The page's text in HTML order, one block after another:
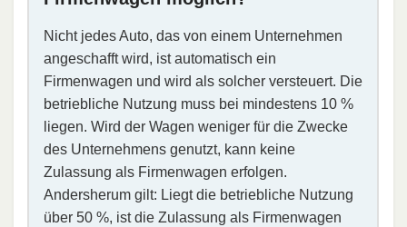
Nicht jedes Auto, das von einem Unternehmen
angeschafft wird, ist automatisch ein
Firmenwagen und wird als solcher versteuert. Die
betriebliche Nutzung muss bei mindestens 10 %
liegen. Wird der Wagen weniger für die Zwecke
des Unternehmens genutzt, kann keine
Zulassung als Firmenwagen erfolgen.
Andersherum gilt: Liegt die betriebliche Nutzung
über 50 %, ist die Zulassung als Firmenwagen